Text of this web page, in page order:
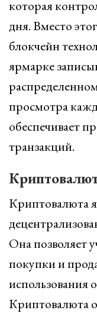
которая
дня. Вместо
блокчейн
ярмарке
просмотра
обеспечивает
транзакций.
Криптовалюта
Она позволяет
покупки и
использования
Криптовалюта